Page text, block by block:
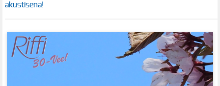
akustisena!